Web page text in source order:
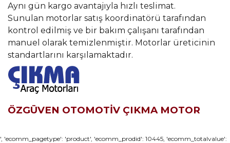
Aynı gün kargo avantajıyla hızlı teslimat.
Sunulan motorlar satış koordinatörü tarafından
kontrol edilmiş ve bir bakım çalışanı tarafından
manuel olarak temizlenmiştir. Motorlar üreticinin
standartlarını karşılamaktadır.
ÖZGÜVEN OTOMOTİV ÇIKMA MOTOR
Bu ürünün fiyat bilgisi, resim, ürün açıklamalarında ve diğer
', 'ecomm_pagetype': 'product', 'ecomm_prodid': 10445, 'ecomm_totalvalue':